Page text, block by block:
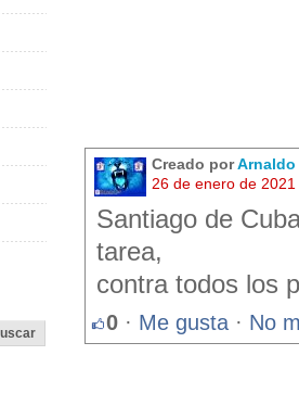
Creado porArnaldo
26 de enero de
Santiago de
tarea,
contra todos los
0 · Me gusta · No